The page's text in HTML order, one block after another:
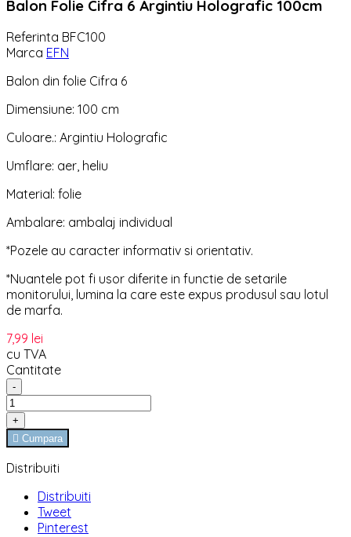
Balon Folie Cifra 6 Argintiu Holografic 100cm
Referinta BFC100
Marca EFN
Balon din folie Cifra 6
Dimensiune: 100 cm
Culoare.: Argintiu Holografic
Umflare: aer, heliu
Material: folie
Ambalare: ambalaj individual
*Pozele au caracter informativ si orientativ.
*Nuantele pot fi usor diferite in functie de setarile
monitorului, lumina la care este expus produsul sau lotul
de marfa.
7,99 lei
cu TVA
Cantitate
-
+
 Cumpara
Distribuiti
Distribuiti
Tweet
Pinterest